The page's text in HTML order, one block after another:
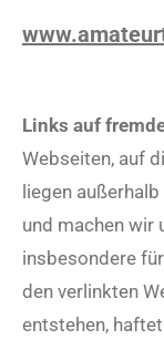
Links auf
Webseiten, auf
liegen
und machen wir
insbesondere
den verlinkten
entstehen,